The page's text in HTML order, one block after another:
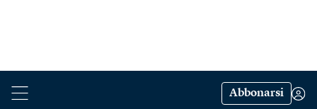
Abbonarsi